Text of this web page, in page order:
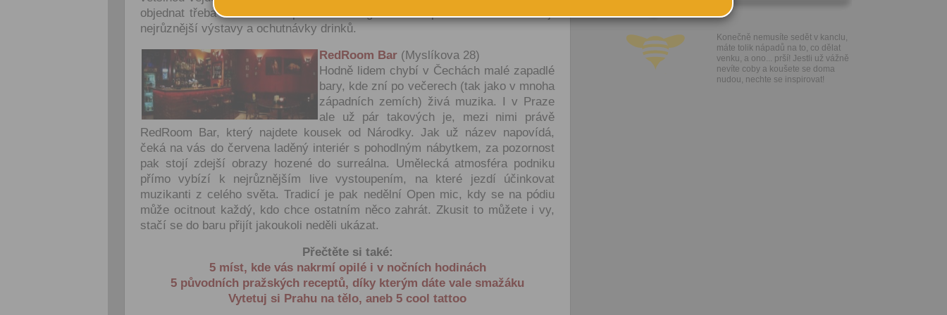
objednat třeba i obří talíř Tapas! I v Orange Baru se pak velmi často konají
nejrůznější výstavy a ochutnávky drinků.
RedRoom Bar (Myslíkova 28)
Hodně lidem chybí v Čechách malé zapadlé
bary, kde zní po večerech (tak jako v mnoha
západních zemích) živá muzika. I v Praze
ale už pár takových je, mezi nimi právě
RedRoom Bar, který najdete kousek od Národky. Jak už název napovídá,
čeká na vás do červena laděný interiér s pohodlným nábytkem, za pozornost
pak stojí zdejší obrazy hozené do surreálna. Umělecká atmosféra podniku
přímo vybízí k nejrůznějším live vystoupením, na které jezdí účinkovat
muzikanti z celého světa. Tradicí je pak nedělní Open mic, kdy se na pódiu
může ocitnout každý, kdo chce ostatním něco zahrát. Zkusit to můžete i vy,
stačí se do baru přijít jakoukoli neděli ukázat.
Přečtěte si také:
5 míst, kde vás nakrmí opilé i v nočních hodinách
5 původních pražských receptů, díky kterým dáte vale smažáku
Vytetuj si Prahu na tělo, aneb 5 cool tattoo
Konečně nemusíte sedět v kanclu,
máte tolik nápadů na to, co dělat
venku, a ono... prší! Jestli už vážně
nevíte coby a koušete se doma
nudou, nechte se inspirovat!
na webu www.citybee.cz.
Zaškrtnutím políčka „Chci se registrovat
jako uživatel“ nebo „Chci vytvořit vizitku
své firmě“ udělujete souhlas se
zpracováním osobních údajů za účelem
vytvoření Vašeho uživatelského účtu
nezbytného pro přihlášení uživatele na
webových stránkách a využití jejich
základních funkcí. Souhlas je udělen po
dobu existence uživatelského účtu až do
jeho odstranění, nebo do odvolání
Vašeho souhlasu se zpracováním
osobních údajů pro tento účel.
emailem newsletter“ udělujete souhlas
se zpracováním výše uvedených